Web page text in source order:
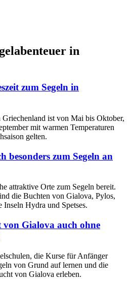
in
zum Segeln in
ist von Mai bis Oktober,
mit warmen Temperaturen
gelten.
besonders zum Segeln an
attraktive Orte zum Segeln bereit.
die Buchten von Gialova, Pylos,
Hydra und Spetses.
Gialova auch ohne
die Kurse für Anfänger
von Grund auf lernen und die
von Gialova erleben.